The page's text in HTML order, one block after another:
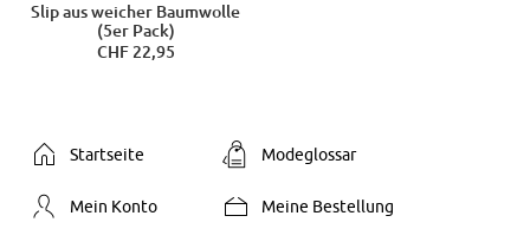
Slip aus weicher Baumwolle
(5er Pack)
CHF 22,95
Startseite Modeglossar
Mein Konto Meine Bestellung